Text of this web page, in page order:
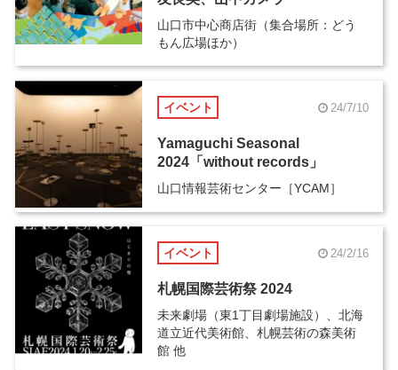
山口市中心商店街（集合場所：どう
もん広場ほか）
イベント 24/7/10
Yamaguchi Seasonal
2024「without records」
山口情報芸術センター［YCAM］
イベント 24/2/16
札幌国際芸術祭 2024
未来劇場（東1丁目劇場施設）、北海
道立近代美術館、札幌芸術の森美術
館 他